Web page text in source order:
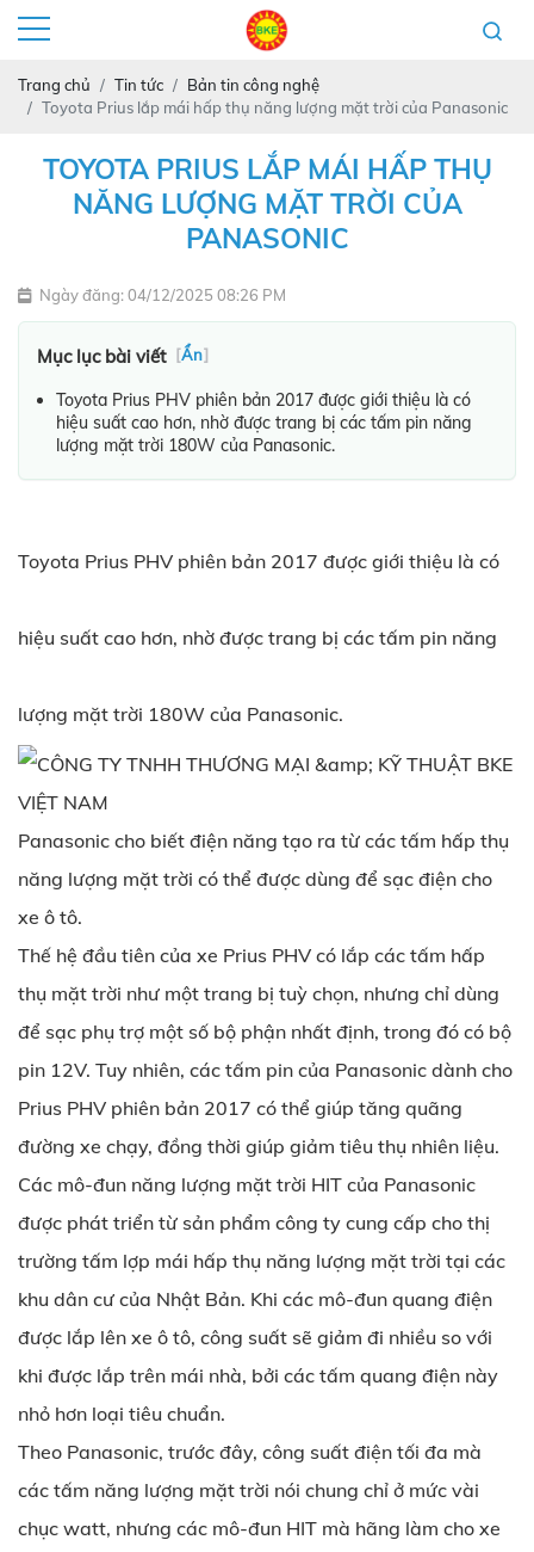
Trang chủ Tin tức
Bản tin công nghệ
Toyota Prius lắp mái hấp thụ năng lượng mặt trời của Panasonic
TOYOTA PRIUS LẮP MÁI HẤP THỤ
NĂNG LƯỢNG MẶT TRỜI CỦA
PANASONIC
Ngày đăng: 04/12/2025 08:26 PM
Mục lục bài viết [Ẩn]
Toyota Prius PHV phiên bản 2017 được giới thiệu là có
hiệu suất cao hơn, nhờ được trang bị các tấm pin năng
lượng mặt trời 180W của Panasonic.
Toyota Prius PHV phiên bản 2017 được giới thiệu là có
hiệu suất cao hơn, nhờ được trang bị các tấm pin năng
lượng mặt trời 180W của Panasonic.
Panasonic cho biết điện năng tạo ra từ các tấm hấp thụ
năng lượng mặt trời có thể được dùng để sạc điện cho
xe ô tô.
Thế hệ đầu tiên của xe Prius PHV có lắp các tấm hấp
thụ mặt trời như một trang bị tuỳ chọn, nhưng chỉ dùng
để sạc phụ trợ một số bộ phận nhất định, trong đó có bộ
pin 12V. Tuy nhiên, các tấm pin của Panasonic dành cho
Prius PHV phiên bản 2017 có thể giúp tăng quãng
đường xe chạy, đồng thời giúp giảm tiêu thụ nhiên liệu.
Các mô-đun năng lượng mặt trời HIT của Panasonic
được phát triển từ sản phẩm công ty cung cấp cho thị
trường tấm lợp mái hấp thụ năng lượng mặt trời tại các
khu dân cư của Nhật Bản. Khi các mô-đun quang điện
được lắp lên xe ô tô, công suất sẽ giảm đi nhiều so với
khi được lắp trên mái nhà, bởi các tấm quang điện này
nhỏ hơn loại tiêu chuẩn.
Theo Panasonic, trước đây, công suất điện tối đa mà
các tấm năng lượng mặt trời nói chung chỉ ở mức vài
chục watt, nhưng các mô-đun HIT mà hãng làm cho xe